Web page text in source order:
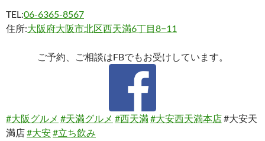
TEL:06-6365-8567
住所:大阪府大阪市北区西天満6丁目8−11
ご予約、ご相談はFBでもお受けしています。
#大阪グルメ #天満グルメ #西天満#大安西天満本店#大安天
満店#大安#立ち飲み